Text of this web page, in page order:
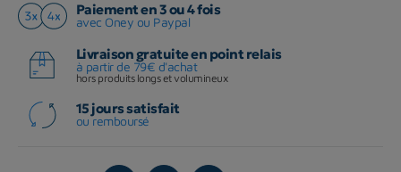
Paiement en 3 ou 4 fois
avec Oney ou Paypal
Livraison gratuite en point relais
à partir de 79€ d'achat
hors produits longs et volumineux
15 jours satisfait
ou remboursé